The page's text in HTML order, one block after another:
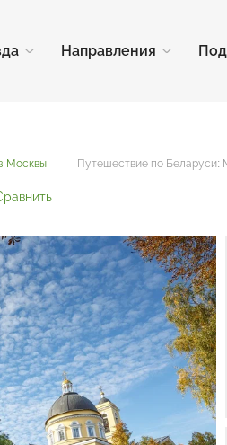
Направления
Москвы Путешествие по Беларуси: